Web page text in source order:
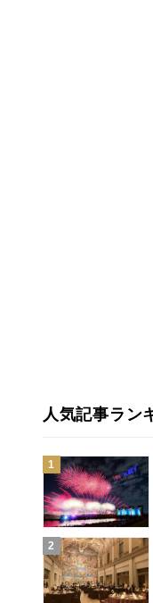
人気記事ラン